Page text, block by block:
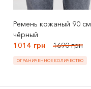
Ремень кожаный 90 см
чёрный
1014 грн
1690 грн
ОГРАНИЧЕННОЕ КОЛИЧЕСТВО